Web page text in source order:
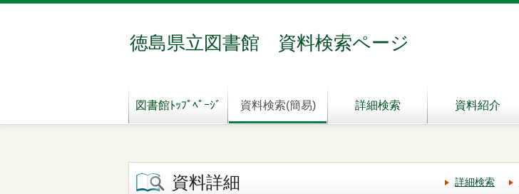
徳島県立図書館 資料検索ページ
図書館ﾄｯﾌﾟﾍﾟｰｼﾞ 資料検索(簡易) 詳細検索 資料紹介
資料詳細 詳細検索